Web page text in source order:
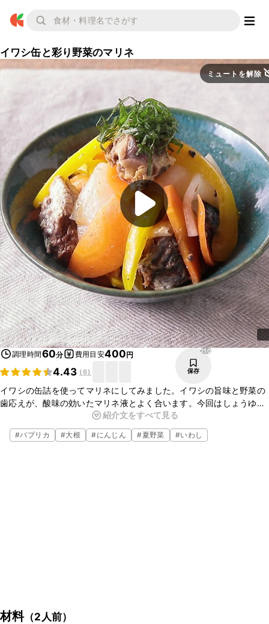
イワシ缶と彩り野菜のマリネ
ミュートを解除
調理時間60分 費用目安400円
4.43 (6)
210
保存
イワシの缶詰を使ってマリネにしてみました。イワシの旨味と野菜の
歯応えが、酸味の効いたマリネ液とよく合います。今回はしょうゆ漬
けを使用しましたが、水煮缶を使うとイワシの素材の旨味が引き立
ち、さっぱりとした味わいに仕上がります。お好みの野菜を入れて、
是非お試しくださいね。
紹介文をすべて見る
#パプリカ #大根 #にんじん #夏野菜 #いわし
材料（2人前）